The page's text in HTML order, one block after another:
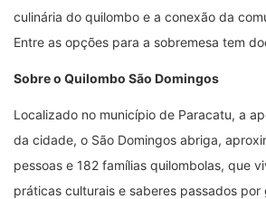
culinária do quilombo e a conexão da
Entre as opções para a sobremesa tem
Sobre o Quilombo São Domingos
Localizado no município de Paracatu, a
da cidade, o São Domingos abriga,
pessoas e 182 famílias quilombolas, que
práticas culturais e saberes passados por